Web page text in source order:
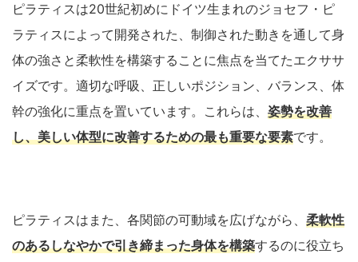
ピラティスは20世紀初めにドイツ生まれのジョセフ・ピ
ラティスによって開発された、制御された動きを通して身
体の強さと柔軟性を構築することに焦点を当てたエクササ
イズです。適切な呼吸、正しいポジション、バランス、体
幹の強化に重点を置いています。これらは、 姿勢を改善
し、美しい体型に改善するための最も重要な要素です。
ピラティスはまた、各関節の可動域を広げながら、 柔軟性
のあるしなやかで引き締まった身体を構築するのに役立ち